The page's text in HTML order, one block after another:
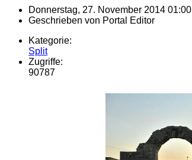
Donnerstag, 27. November 2014 01:00
Geschrieben von Portal Editor
Kategorie:
Split
Zugriffe:
90787